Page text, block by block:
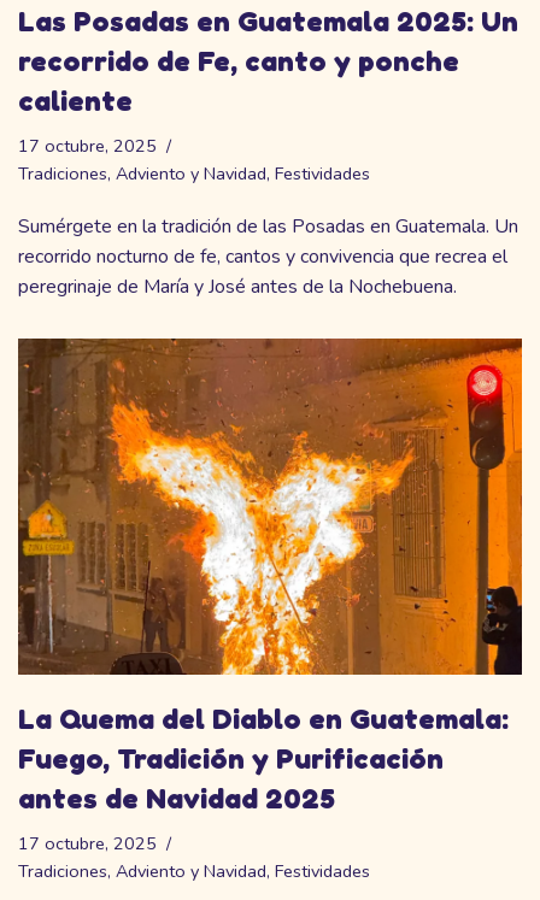
Las Posadas en Guatemala 2025: Un
recorrido de Fe, canto y ponche
caliente
17 octubre, 2025
Tradiciones, Adviento y Navidad, Festividades
Sumérgete en la tradición de las Posadas en Guatemala. Un
recorrido nocturno de fe, cantos y convivencia que recrea el
peregrinaje de María y José antes de la Nochebuena.
La Quema del Diablo en Guatemala:
Fuego, Tradición y Purificación
antes de Navidad 2025
17 octubre, 2025
Tradiciones, Adviento y Navidad, Festividades